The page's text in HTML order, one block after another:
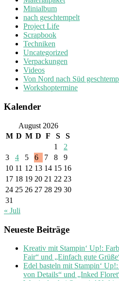
Minialbum
nach geschtempelt
Project Life
Scrapbook
Techniken
Uncategorized
Verpackungen
Videos
Von Nord nach Süd
Workshoptermine
Kalender
August 2026
M D M D F S
S
1
2
3
4 5 6 7 8
9
10 11 12 13 14 15 16
17 18 19 20 21 22 23
24 25 26 27 28 29 30
31
« Juli
Neueste Beiträge
Kreativ mit Stampin‘ Up!:
Fair“ und „Einfach gute
Edel basteln mit Stampin‘
von Details“ und „Inked